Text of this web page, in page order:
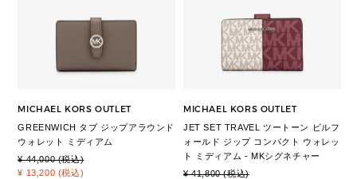
MICHAEL KORS OUTLET
GREENWICH タブ ジップアラウンド
ウォレット ミディアム
¥ 44,000 (税込)
¥ 13,200 (税込)
MICHAEL KORS OUTLET
JET SET TRAVEL ツートーン ビルフ
ォールド ジップ コンパクト ウォレッ
ト ミディアム - MKシグネチャー
¥ 41,800 (税込)